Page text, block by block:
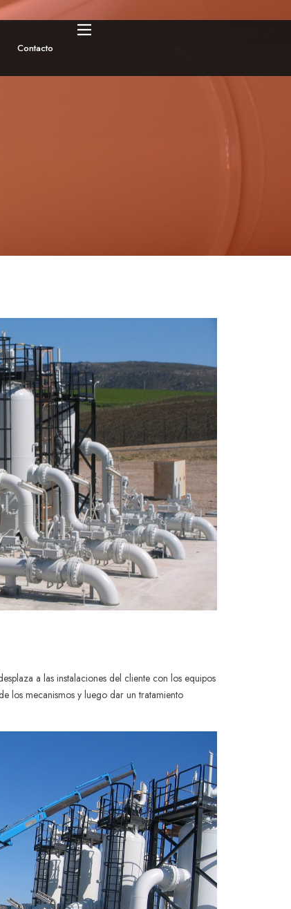
Contacto
a las instalaciones del cliente con los equipos
los mecanismos y luego dar un tratamiento